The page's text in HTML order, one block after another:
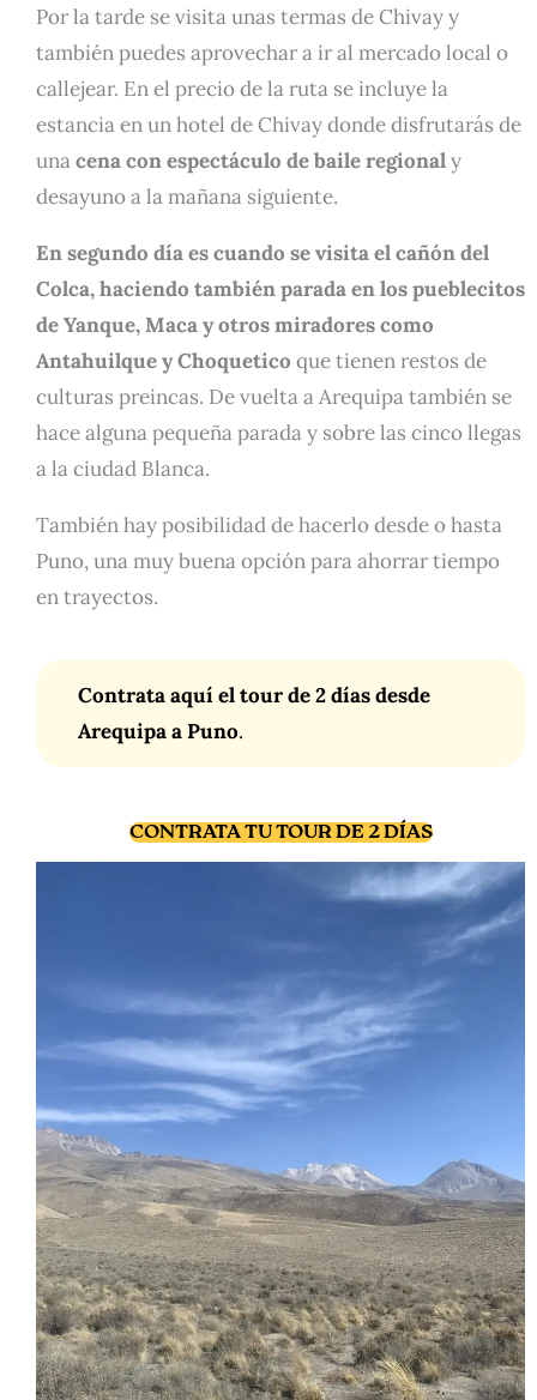
Por la tarde se visita unas termas de Chivay y
también puedes aprovechar a ir al mercado local o
callejear. En el precio de la ruta se incluye la
estancia en un hotel de Chivay donde disfrutarás de
unacena con espectáculo de baile regionaly
desayuno a la mañana siguiente.
En segundo día es cuando se visita el cañón del
Colca, haciendo también parada en los pueblecitos
de Yanque, Maca y otros miradores como
Antahuilque y Choquetico que tienen restos de
culturas preincas. De vuelta a Arequipa también se
hace alguna pequeña parada y sobre las cinco llegas
a la ciudad Blanca.
También hay posibilidad de hacerlo desde o hasta
Puno, una muy buena opción para ahorrar tiempo
en trayectos.
Contrata aquí el tour de 2 días desde
Arequipa a Puno.
CONTRATA TU TOUR DE 2 DÍAS